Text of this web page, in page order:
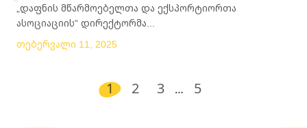
„დაფნის მწარმოებელთა და ექსპორტიორთა
ასოციაციის“ დირექტორმა...
თებერვალი 11, 2025
1 2 3 … 5